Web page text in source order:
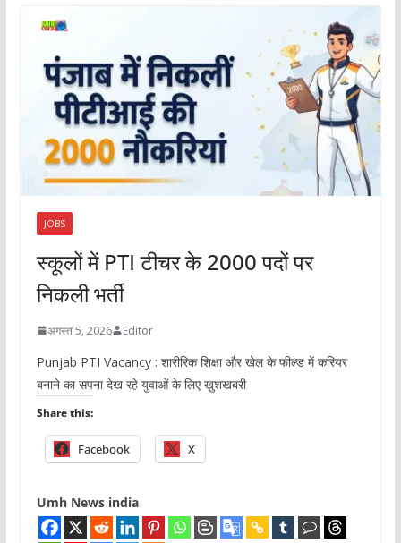
JOBS
स्कूलों में PTI टीचर के 2000 पदों पर
निकली भर्ती
अगस्त 5, 2026 Editor
Punjab PTI Vacancy : शारीरिक शिक्षा और खेल के फील्ड में करियर
बनाने का सपना देख रहे युवाओं के लिए खुशखबरी
Share this:
Facebook X
Umh News india